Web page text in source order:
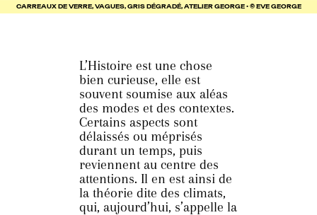
CARREAUX DE VERRE, VAGUES, GRIS DÉGRADÉ, ATELIER GEORGE • © EVE GEORGE
L’Histoire est une chose
bien curieuse, elle est
souvent soumise aux aléas
des modes et des contextes.
Certains aspects sont
délaissés ou méprisés
durant un temps, puis
reviennent au centre des
attentions. Il en est ainsi de
la théorie dite des climats,
qui, aujourd’hui, s’appelle la